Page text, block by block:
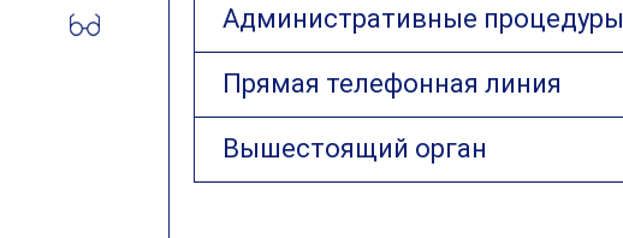
Административные процедуры
Прямая телефонная линия
Вышестоящий орган